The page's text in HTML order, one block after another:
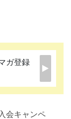
ガ登録
会キャンペ